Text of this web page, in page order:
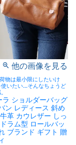
他の画像を見る
最小限にしたいけ
使いたい…そんなちょうど
ショルダーバッグ
ン レディース 斜め
革 カウレザー しっ
ラム型 ロールバッ
ブランド ギフト 贈